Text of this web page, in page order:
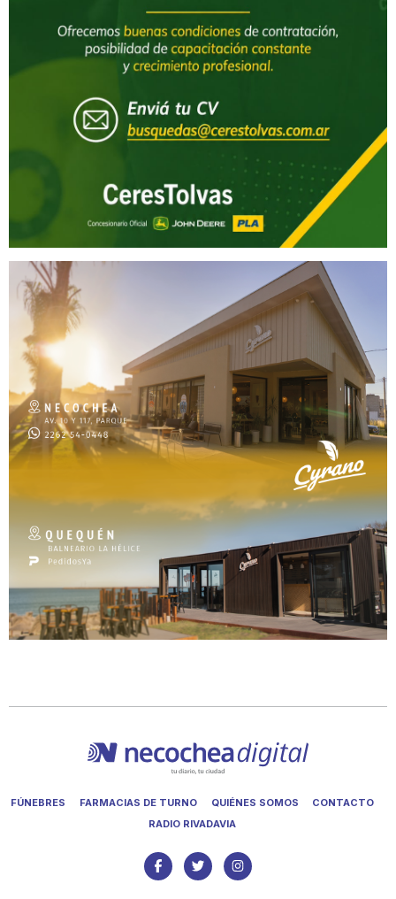
FÚNEBRES FARMACIAS DE TURNO QUIÉNES SOMOS
CONTACTO
RADIO RIVADAVIA